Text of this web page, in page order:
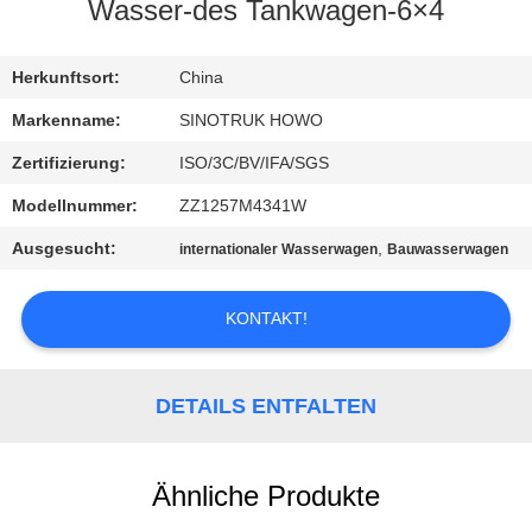
MIT
UNS
BITTE
UM
ANGEBOT
Wasser-des Tankwagen-6×4
Herkunftsort: China
Markenname: SINOTRUK HOWO
Zertifizierung: ISO/3C/BV/IFA/SGS
Modellnummer: ZZ1257M4341W
Ausgesucht: internationaler Wasserwagen,Bauwasserwagen
KONTAKT!
DETAILS ENTFALTEN
Ähnliche Produkte